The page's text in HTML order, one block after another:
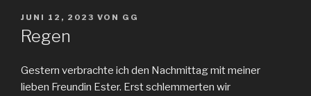
VERÖFFENTLICHT
AM
JUNI 12, 2023 VON GG
Regen
Gestern verbrachte ich den Nachmittag mit meiner
lieben Freundin Ester. Erst schlemmerten wir